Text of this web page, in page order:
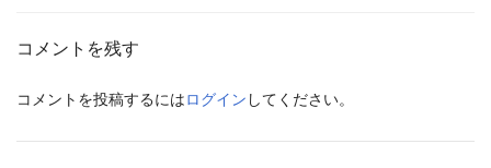
コメントを残す
コメントを投稿するにはログイン してください。